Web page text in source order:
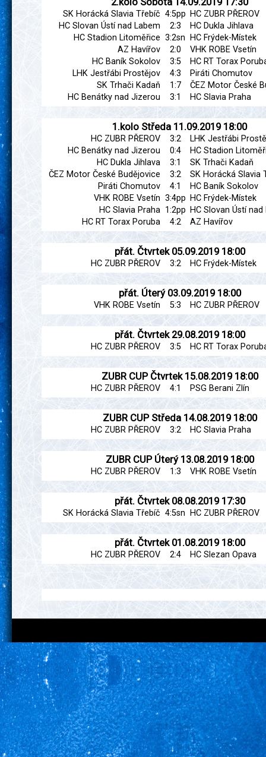
2.kolo Sobota 14.09.2019 17:30
SK Horácká Slavia Třebíč 4:5pp HC ZUBR PŘEROV
HC Slovan Ústí nad Labem
2:3
HC Dukla Jihlava
HC Stadion Litoměřice 3:2sn
HC Frýdek-Místek
AZ Havířov
2:0
VHK ROBE Vsetín
HC Baník Sokolov
3:5
HC RT Torax
LHK Jestřábi Prostějov
4:3
Piráti Chomutov
SK Trhači Kadaň
1:7
ČEZ Motor České
HC Benátky nad Jizerou
3:1 HC Slavia Praha
1.kolo Středa 11.09.2019 18:00
HC ZUBR PŘEROV 3:2
LHK Jestřábi
HC Benátky nad Jizerou
0:4
HC Stadion
HC Dukla Jihlava
3:1
SK Trhači Kadaň
ČEZ Motor České Budějovice
3:2
SK Horácká Slavia
Piráti Chomutov
4:1
HC Baník Sokolov
VHK ROBE Vsetín 3:4pp HC Frýdek-Místek
HC Slavia Praha 1:2pp HC Slovan Ústí nad
HC RT Torax Poruba
4:2 AZ Havířov
přát. Čtvrtek 05.09.2019 18:00
HC ZUBR PŘEROV 3:2 HC Frýdek-Místek
přát. Úterý 03.09.2019 18:00
VHK ROBE Vsetín 5:3 HC ZUBR PŘEROV
přát. Čtvrtek 29.08.2019 18:00
HC ZUBR PŘEROV 3:5 HC RT Torax
ZUBR CUP Čtvrtek 15.08.2019 18:00
HC ZUBR PŘEROV 4:1 PSG Berani Zlín
ZUBR CUP Středa 14.08.2019 18:00
HC ZUBR PŘEROV 3:2 HC Slavia Praha
ZUBR CUP Úterý 13.08.2019 18:00
HC ZUBR PŘEROV 1:3 VHK ROBE Vsetín
přát. Čtvrtek 08.08.2019 17:30
SK Horácká Slavia Třebíč 4:5sn HC ZUBR PŘEROV
přát. Čtvrtek 01.08.2019 18:00
HC ZUBR PŘEROV 2:4 HC Slezan Opava